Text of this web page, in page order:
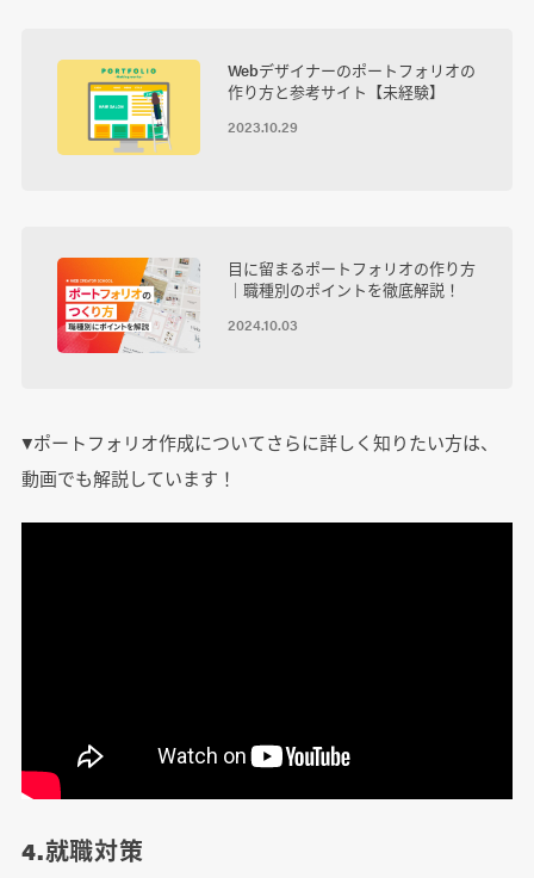
Webデザイナーのポートフォリオの
作り方と参考サイト【未経験】
2023.10.29
目に留まるポートフォリオの作り方
｜職種別のポイントを徹底解説！
2024.10.03
▼ポートフォリオ作成についてさらに詳しく知りたい方は、
動画でも解説しています！
4.就職対策